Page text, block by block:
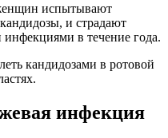
испытывают
и страдают
в течение года.
кандидозами в ротовой
инфекция